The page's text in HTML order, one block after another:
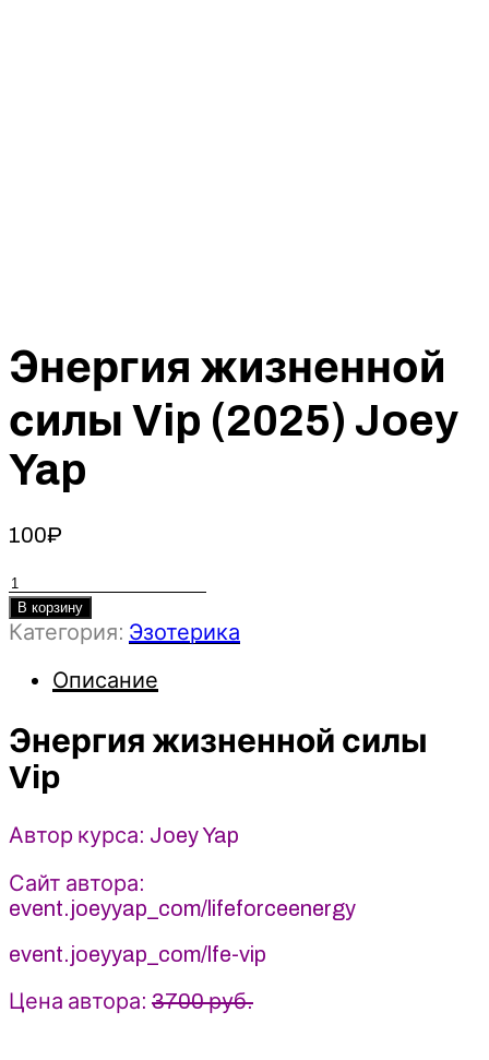
Энергия жизненной
силы Vip (2025) Joey
Yap
100₽
Количество
товара
Энергия
силы
(2025)
Joey
Yap
В корзину
Категория: Эзотерика
Описание
Энергия жизненной силы
Vip
Автор курса: Joey Yap
Сайт автора:
event.joeyyap_com/lifeforceenergy
event.joeyyap_com/lfe-vip
Цена автора: 3700 руб.